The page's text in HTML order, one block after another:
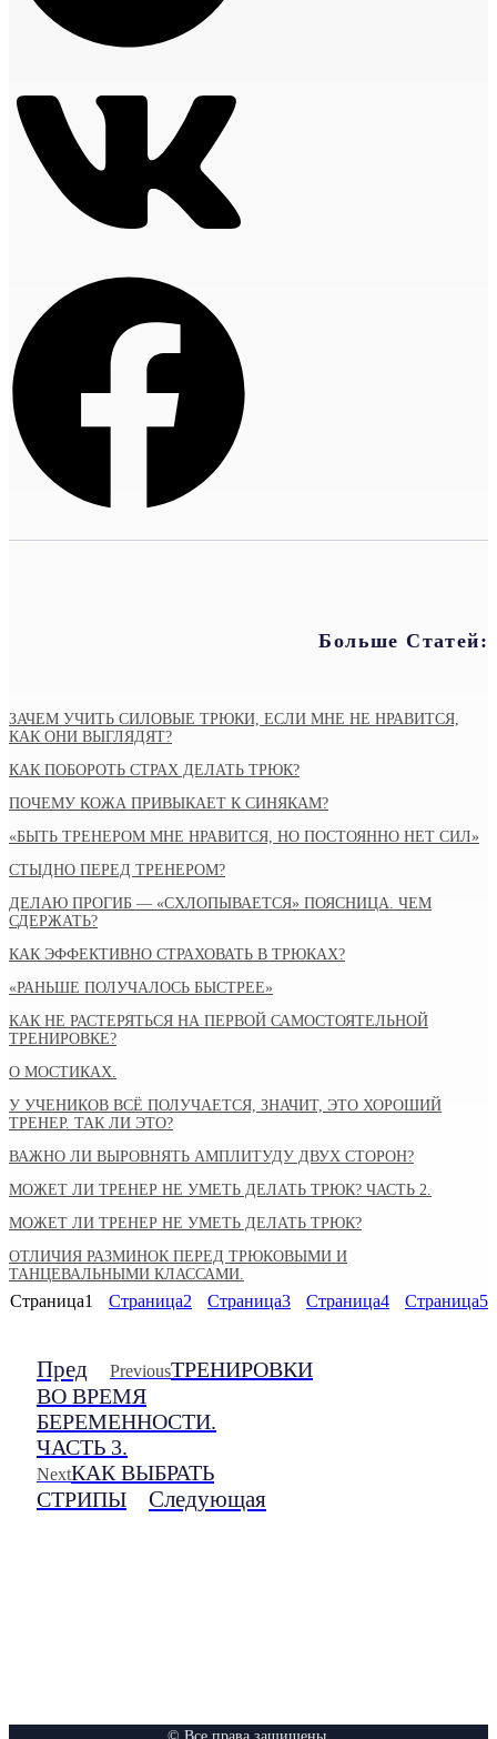
Больше Статей:
ЗАЧЕМ УЧИТЬ СИЛОВЫЕ ТРЮКИ, ЕСЛИ МНЕ НЕ НРАВИТСЯ,
КАК ОНИ ВЫГЛЯДЯТ?
КАК ПОБОРОТЬ СТРАХ ДЕЛАТЬ ТРЮК?
ПОЧЕМУ КОЖА ПРИВЫКАЕТ К СИНЯКАМ?
«БЫТЬ ТРЕНЕРОМ МНЕ НРАВИТСЯ, НО ПОСТОЯННО НЕТ СИЛ»
СТЫДНО ПЕРЕД ТРЕНЕРОМ?
ДЕЛАЮ ПРОГИБ — «СХЛОПЫВАЕТСЯ» ПОЯСНИЦА. ЧЕМ
СДЕРЖАТЬ?
КАК ЭФФЕКТИВНО СТРАХОВАТЬ В ТРЮКАХ?
«РАНЬШЕ ПОЛУЧАЛОСЬ БЫСТРЕЕ»
КАК НЕ РАСТЕРЯТЬСЯ НА ПЕРВОЙ САМОСТОЯТЕЛЬНОЙ
ТРЕНИРОВКЕ?
О МОСТИКАХ.
У УЧЕНИКОВ ВСЁ ПОЛУЧАЕТСЯ, ЗНАЧИТ, ЭТО ХОРОШИЙ
ТРЕНЕР. ТАК ЛИ ЭТО?
ВАЖНО ЛИ ВЫРОВНЯТЬ АМПЛИТУДУ ДВУХ СТОРОН?
МОЖЕТ ЛИ ТРЕНЕР НЕ УМЕТЬ ДЕЛАТЬ ТРЮК? ЧАСТЬ 2.
МОЖЕТ ЛИ ТРЕНЕР НЕ УМЕТЬ ДЕЛАТЬ ТРЮК?
ОТЛИЧИЯ РАЗМИНОК ПЕРЕД ТРЮКОВЫМИ И
ТАНЦЕВАЛЬНЫМИ КЛАССАМИ.
Страница1 Страница2 Страница3 Страница4 Страница5
Пред PreviousТРЕНИРОВКИ
ВО ВРЕМЯ
БЕРЕМЕННОСТИ.
ЧАСТЬ 3.
NextКАК ВЫБРАТЬ
СТРИПЫ
Следующая